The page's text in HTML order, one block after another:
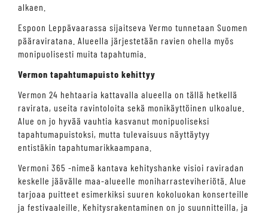
alkaen.
Espoon Leppävaarassa sijaitseva Vermo tunnetaan Suomen
pääraviratana. Alueella järjestetään ravien ohella myös
monipuolisesti muita tapahtumia.
Vermon tapahtumapuisto kehittyy
Vermon 24 hehtaaria kattavalla alueella on tällä hetkellä
ravirata, useita ravintoloita sekä monikäyttöinen ulkoalue.
Alue on jo hyvää vauhtia kasvanut monipuoliseksi
tapahtumapuistoksi, mutta tulevaisuus näyttäytyy
entistäkin tapahtumarikkaampana.
Vermoni 365 -nimeä kantava kehityshanke visioi raviradan
keskelle jäävälle maa-alueelle moniharrasteviheriötä. Alue
tarjoaa puitteet esimerkiksi suuren kokoluokan konserteille
ja festivaaleille. Kehitysrakentaminen on jo suunnitteilla, ja